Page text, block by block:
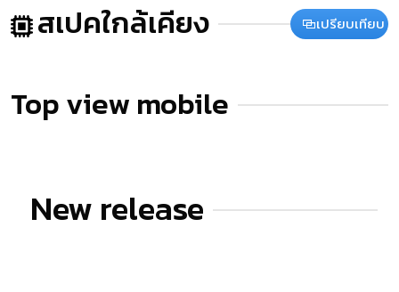
สเปคใกล้เคียง เปรียบเทียบ
Top view mobile
New release